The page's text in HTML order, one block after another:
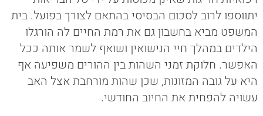
יתווספו לרוב לסכום הבסיסי בהתאם לצורך בפועל. בית
המשפט מביא בחשבון גם את רמת החיים לה הורגלו
הילדים במהלך חיי הנישואין ושואף לשמר אותה ככל
האפשר. חלוקת זמני השהות בין ההורים משפיעה אף
היא על גובה המזונות, שכן שהות מורחבת אצל האב
עשויה להפחית את החיוב החודשי.